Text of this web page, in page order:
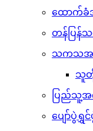
ထောက်ခံအ
တန်ပြန်
သကသအ
သူတို့
ပြည်သူ့အ
ပျော်ပွဲရွှင်